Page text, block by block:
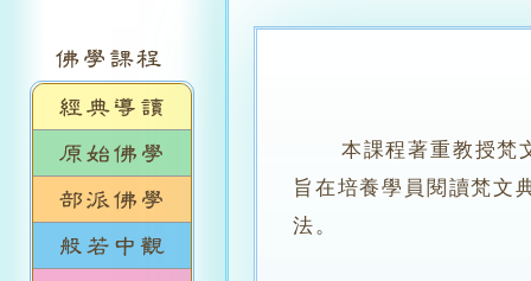
本課程著重教授梵
旨在培養學員閱讀梵文
法。